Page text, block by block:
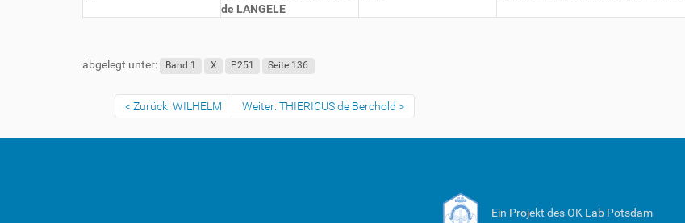
r
de LANGELE
abgelegt unter: Band 1 X P251 Seite 136
Zurück: WILHELM Weiter: THIERICUS de Berchold
Ein Projekt des OK Lab Potsdam